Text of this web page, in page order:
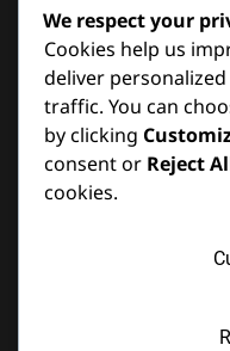
Lipe will
exceed
your
expectations
and leave
you with
cherished
memories
We respect your
Cookies help us
deliver
traffic. You can
by clicking
consent or Reject
cookies.